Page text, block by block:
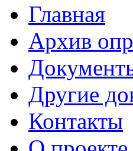
Главная
Архив
Другие
Контакты